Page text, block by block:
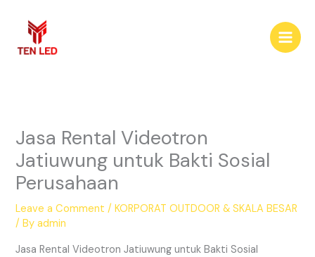
content
Jasa Rental Videotron
Jatiuwung untuk Bakti Sosial
Perusahaan
Leave a Comment /KORPORAT OUTDOOR & SKALA BESAR
/ Byadmin
Jasa Rental Videotron Jatiuwung untuk Bakti Sosial